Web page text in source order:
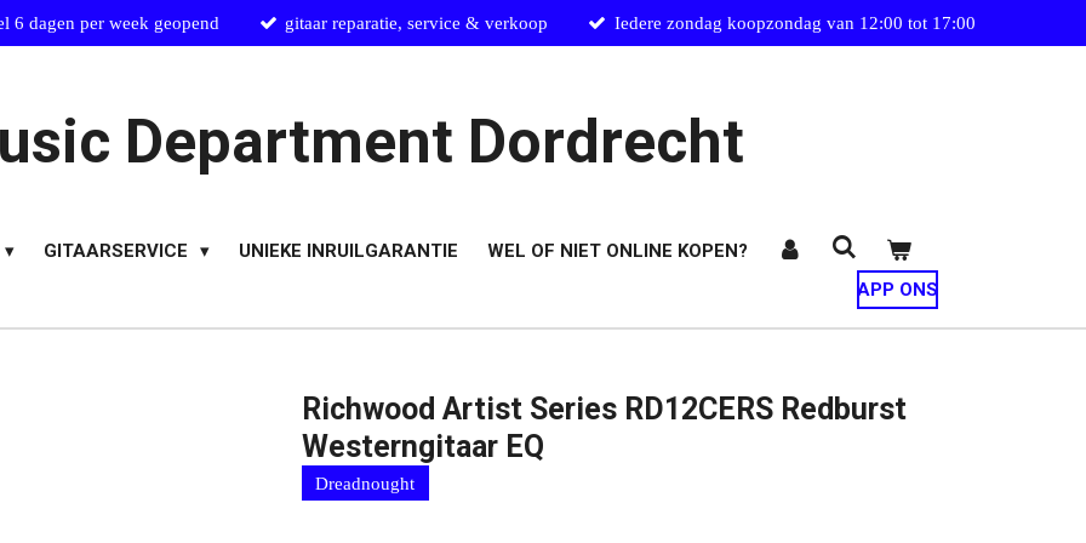
6 dagen per week geopend gitaar reparatie, service & verkoop Iedere zondag koopzondag van 12:00 tot 17:00
Department Dordrecht
GITAARSERVICE UNIEKE INRUILGARANTIE
WEL OF NIET ONLINE KOPEN?
APP ONS
Richwood Artist Series RD12CERS Redburst
Westerngitaar EQ
Dreadnought